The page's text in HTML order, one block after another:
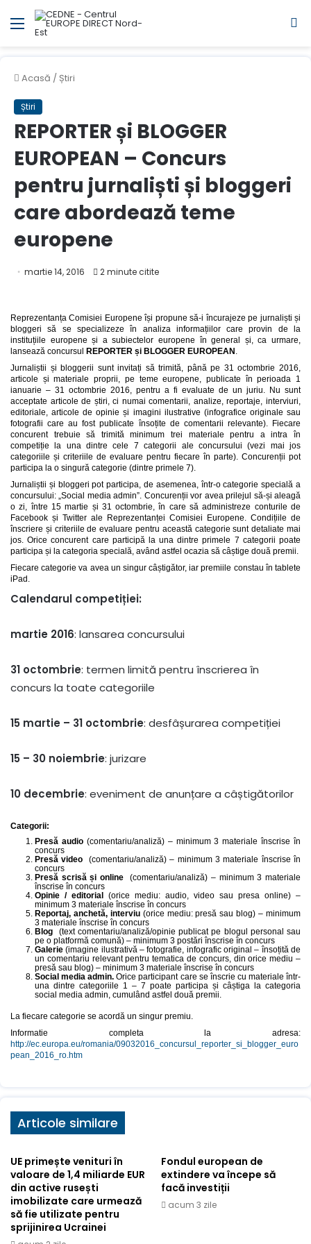
Meniul
Acasă / Știri
Știri
REPORTER și BLOGGER
EUROPEAN – Concurs
pentru jurnaliști și bloggeri
care abordează teme
europene
martie 14, 2016 2 minute citite
Reprezentanța Comisiei Europene își propune să-i încurajeze pe jurnaliști și
bloggeri să se specializeze în analiza informațiilor care provin de la
instituțiile europene și a subiectelor europene în general și, ca urmare,
lansează concursul
REPORTER și BLOGGER EUROPEAN .
Jurnaliștii și bloggerii sunt invitați să trimită, până pe 31 octombrie 2016,
articole și materiale proprii, pe teme europene, publicate în perioada 1
ianuarie – 31 octombrie 2016, pentru a fi evaluate de un juriu. Nu sunt
acceptate articole de știri, ci numai comentarii, analize, reportaje, interviuri,
editoriale, articole de opinie și imagini ilustrative (infografice originale sau
fotografii care au fost publicate însoțite de comentarii relevante). Fiecare
concurent trebuie să trimită minimum trei materiale pentru a intra în
competiție la una dintre cele 7 categorii ale concursului (vezi mai jos
categoriile și criteriile de evaluare pentru fiecare în parte). Concurenții pot
participa la o singură categorie (dintre primele 7).
Jurnaliștii și bloggeri pot participa, de asemenea, într-o categorie specială a
concursului: „Social media admin”. Concurenții vor avea prilejul să-și aleagă
o zi, între 15 martie și 31 octombrie, în care să administreze conturile de
Facebook și Twitter ale Reprezentanței Comisiei Europene. Condițiile de
înscriere și criteriile de evaluare pentru această categorie sunt detaliate mai
jos. Orice concurent care participă la una dintre primele 7 categorii poate
participa și la categoria specială, având astfel ocazia să câștige două premii.
Fiecare categorie va avea un singur câștigător, iar premiile constau în tablete
iPad.
Calendarul competiției:
martie 2016: lansarea concursului
31 octombrie: termen limită pentru înscrierea în
concurs la toate categoriile
15 martie – 31 octombrie: desfâșurarea competiției
15 – 30 noiembrie: jurizare
10 decembrie: eveniment de anunțare a câștigătorilor
Categorii:
Presă audio (comentariu/analiză) – minimum 3 materiale înscrise în
concurs
Presă video (comentariu/analiză) – minimum 3 materiale înscrise în
concurs
Presă scrisă și online (comentariu/analiză) – minimum 3 materiale
înscrise în concurs
Opinie / editorial
(orice mediu: audio, video sau presa online) –
minimum 3 materiale înscrise în concurs
Reportaj, anchetă, interviu (orice mediu: presă sau blog) – minimum
3 materiale înscrise în concurs
Blog
(text comentariu/analiză/opinie publicat pe blogul personal sau
pe o platformă comună) – minimum 3 postări înscrise în concurs
Galerie (imagine ilustrativă – fotografie, infografic original – însoțită de
un comentariu relevant pentru tematica de concurs, din orice mediu –
presă sau blog) – minimum 3 materiale înscrise în concurs
Social media admin. Orice participant care se înscrie cu materiale într-
una dintre categoriile 1 – 7 poate participa și câștiga la categoria
social media admin, cumulând astfel două premii.
La fiecare categorie se acordă un singur premiu.
Informatie completa la adresa:
http://ec.europa.eu/romania/09032016_concursul_reporter_si_blogger_euro
pean_2016_ro.htm
Articole similare
UE primește venituri în
valoare de 1,4 miliarde EUR
din active rusești
imobilizate care urmează
să fie utilizate pentru
sprijinirea Ucrainei
Fondul european de
extindere va începe să
facă investiții
acum 3 zile